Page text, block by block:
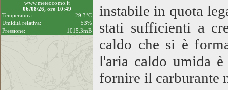
www.meteocomo.it
06/08/26, ore 10:49
Temperatura:
29.3°C
Umidità relativa:
53%
Pressione:
1015.3mB
instabile in quota
stati sufficienti a
caldo che si è
l'aria caldo umida
fornire il carburante